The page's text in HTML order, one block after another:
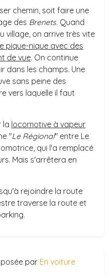
chemin, soit faire une
des Brenets. Quand
village, on arrive très vite
pique-nique avec des
de vue. On continue
dans les champs. Une
sans peine des
vers laquelle il faut
la locomotive à vapeur
"Le Régional" entre Le
qui l'a remplacé
Mais s'arrêtera en
rejoindre la route
traverse la route et
par En voiture